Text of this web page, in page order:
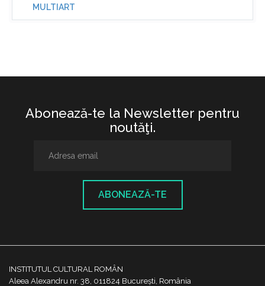
MULTIART
Abonează-te la Newsletter pentru
noutăţi.
ABONEAZĂ-TE
INSTITUTUL CULTURAL ROMÂN
Aleea Alexandru nr. 38, 011824 București, România